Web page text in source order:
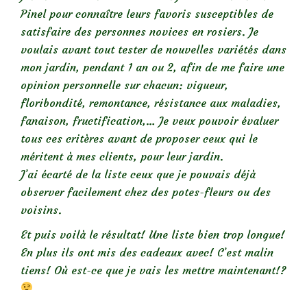
Pinel pour connaître leurs favoris susceptibles de
satisfaire des personnes novices en rosiers. Je
voulais avant tout tester de nouvelles variétés dans
mon jardin, pendant 1 an ou 2, afin de me faire une
opinion personnelle sur chacun: vigueur,
floribondité, remontance, résistance aux maladies,
fanaison, fructification,… Je veux pouvoir évaluer
tous ces critères avant de proposer ceux qui le
méritent à mes clients, pour leur jardin.
J’ai écarté de la liste ceux que je pouvais déjà
observer facilement chez des potes-fleurs ou des
voisins.
Et puis voilà le résultat! Une liste bien trop longue!
En plus ils ont mis des cadeaux avec! C’est malin
tiens! Où est-ce que je vais les mettre maintenant!?